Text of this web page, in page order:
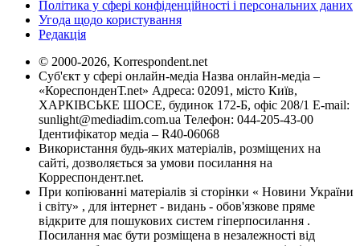
Політика у сфері конфіденційності і персональних даних
Угода щодо користування
Редакція
© 2000-2026, Korrespondent.net
Суб'єкт у сфері онлайн-медіа Назва онлайн-медіа –
«КореспонденТ.net» Адреса: 02091, місто Київ,
ХАРКІВСЬКЕ ШОСЕ, будинок 172-Б, офіс 208/1 E-mail:
sunlight@mediadim.com.ua Телефон: 044-205-43-00
Ідентифікатор медіа – R40-06068
Використання будь-яких матеріалів, розміщених на
сайті, дозволяється за умови посилання на
Корреспондент.net.
При копіюванні матеріалів зі сторінки « Новини України
і світу» , для інтернет - видань - обов'язкове пряме
відкрите для пошукових систем гіперпосилання .
Посилання має бути розміщена в незалежності від